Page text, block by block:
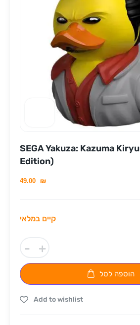
SEGA Yakuza: Kazuma
Edition)
49.00 ₪
קיים במלאי
- +
הוספה לסל
Add to wishlist